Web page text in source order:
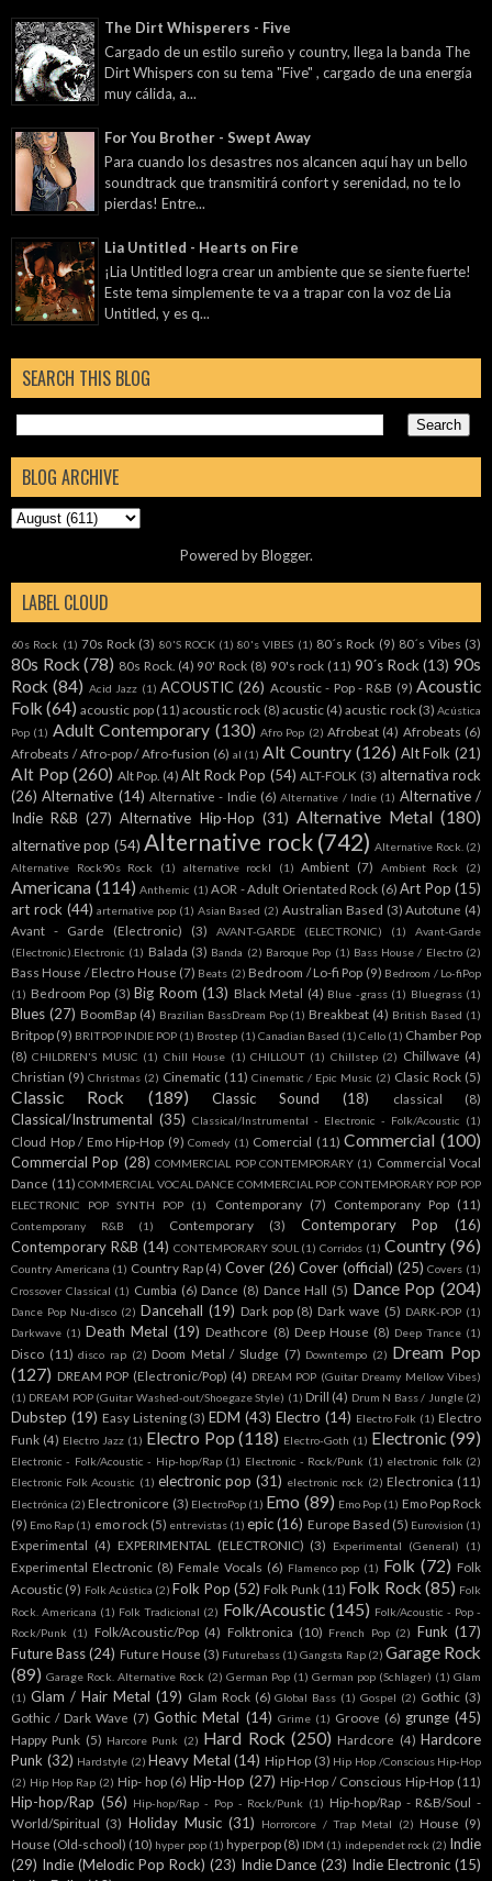
The Dirt Whisperers - Five
Cargado de un estilo sureño y country, llega la banda The
Dirt Whispers con su tema "Five" , cargado de una energía
muy cálida, a...
For You Brother - Swept Away
Para cuando los desastres nos alcancen aquí hay un bello
soundtrack que transmitirá confort y serenidad, no te lo
pierdas! Entre...
Lia Untitled - Hearts on Fire
¡Lia Untitled logra crear un ambiente que se siente fuerte!
Este tema simplemente te va a trapar con la voz de Lia
Untitled, y es q...
SEARCH THIS BLOG
BLOG ARCHIVE
Powered byBlogger.
LABEL CLOUD
60s Rock (1) 70s Rock (3) 80'S ROCK (1) 80's VIBES (1) 80´s Rock (9) 80´s Vibes (3)
80s Rock (78) 80s Rock. (4) 90' Rock (8) 90's rock (11) 90´s Rock (13) 90s
Rock (84) Acid Jazz (1) ACOUSTIC (26) Acoustic - Pop - R&B (9) Acoustic
Folk (64) acoustic pop (11) acoustic rock (8) acustic (4) acustic rock (3) Acústica
Pop (1) Adult Contemporary (130) Afro Pop (2) Afrobeat (4) Afrobeats (6)
Afrobeats / Afro-pop / Afro-fusion (6) al (1) Alt Country (126) Alt Folk (21)
Alt Pop (260) Alt Pop. (4) Alt Rock Pop (54) ALT-FOLK (3) alternativa rock
(26) Alternative (14) Alternative - Indie (6) Alternative / Indie (1) Alternative /
Indie R&B (27) Alternative Hip-Hop (31) Alternative Metal (180)
alternative pop (54) Alternative rock (742) Alternative Rock. (2)
Alternative Rock90s Rock
(1) alternative rockl (1) Ambient (7) Ambient Rock (2)
Americana (114) Anthemic (1) AOR - Adult Orientated Rock (6) Art Pop (15)
art rock (44) arternative pop (1) Asian Based (2) Australian Based (3) Autotune (4)
Avant - Garde (Electronic)
(3) AVANT-GARDE (ELECTRONIC) (1)
Avant-Garde
(Electronic).Electronic (1) Balada (3) Banda (2) Baroque Pop (1) Bass House / Electro (2)
Bass House / Electro House (7) Beats (2) Bedroom / Lo-fi Pop (9) Bedroom / Lo-fiPop
(1) Bedroom Pop (3) Big Room (13) Black Metal (4) Blue -grass (1) Bluegrass (1)
Blues (27) BoomBap (4) Brazilian BassDream Pop (1) Breakbeat (4) British Based (1)
Britpop (9) BRITPOP INDIE POP (1) Brostep (1) Canadian Based (1) Cello (1) Chamber Pop
(8) CHILDREN'S MUSIC (1) Chill House (1) CHILLOUT (1) Chillstep (2) Chillwave (4)
Christian (9) Christmas (2) Cinematic (11) Cinematic / Epic Music (2) Clasic Rock (5)
Classic Rock (189) Classic Sound (18) classical (8)
Classical/Instrumental (35) Classical/Instrumental - Electronic - Folk/Acoustic (1)
Cloud Hop / Emo Hip-Hop (9) Comedy (1) Comercial (11) Commercial (100)
Commercial Pop (28) COMMERCIAL POP CONTEMPORARY (1) Commercial Vocal
Dance (11) COMMERCIAL VOCAL DANCE COMMERCIAL POP CONTEMPORARY POP POP
ELECTRONIC POP SYNTH POP
(1) Contemporany (7) Contemporany Pop (11)
Contemporany R&B (1) Contemporary (3) Contemporary Pop
(16)
Contemporary R&B (14) CONTEMPORARY SOUL (1) Corridos (1) Country (96)
Country Americana (1) Country Rap (4) Cover (26) Cover (official) (25) Covers (1)
Crossover Classical (1) Cumbia (6) Dance (8) Dance Hall (5) Dance Pop (204)
Dance Pop Nu-disco (2) Dancehall (19) Dark pop (8) Dark wave (5) DARK-POP (1)
Darkwave (1) Death Metal (19) Deathcore (8) Deep House (8) Deep Trance (1)
Disco (11) disco rap (2) Doom Metal / Sludge (7) Downtempo (2) Dream Pop
(127) DREAM POP (Electronic/Pop) (4) DREAM POP (Guitar Dreamy Mellow Vibes)
(1) DREAM POP (Guitar Washed-out/Shoegaze Style) (1) Drill (4) Drum N Bass / Jungle (2)
Dubstep (19) Easy Listening (3) EDM (43) Electro (14) Electro Folk (1) Electro
Funk (4) Electro Jazz (1) Electro Pop (118) Electro-Goth (1) Electronic (99)
Electronic - Folk/Acoustic - Hip-hop/Rap (1) Electronic - Rock/Punk (1) electronic folk (2)
Electronic Folk Acoustic (1) electronic pop (31) electronic rock (2) Electronica (11)
Electrónica (2) Electronicore (3) ElectroPop (1) Emo (89) Emo Pop (1) Emo Pop Rock
(9) Emo Rap (1) emo rock (5) entrevistas (1) epic (16) Europe Based (5) Eurovision (1)
Experimental (4) EXPERIMENTAL (ELECTRONIC) (3) Experimental (General) (1)
Experimental Electronic (8) Female Vocals (6) Flamenco pop (1) Folk (72) Folk
Acoustic (9) Folk Acústica (2) Folk Pop (52) Folk Punk (11) Folk Rock (85) Folk
Rock. Americana (1) Folk Tradicional (2) Folk/Acoustic (145) Folk/Acoustic - Pop -
Rock/Punk (1) Folk/Acoustic/Pop (4) Folktronica (10) French Pop (2) Funk (17)
Future Bass (24) Future House (3) Futurebass (1) Gangsta Rap (2) Garage Rock
(89) Garage Rock. Alternative Rock (2) German Pop (1) German pop (Schlager) (1) Glam
(1) Glam / Hair Metal (19) Glam Rock (6) Global Bass (1) Gospel (2) Gothic (3)
Gothic / Dark Wave (7) Gothic Metal (14) Grime (1) Groove (6) grunge (45)
Happy Punk (5) Harcore Punk (2) Hard Rock (250) Hardcore (4) Hardcore
Punk (32) Hardstyle (2) Heavy Metal (14) Hip Hop (3) Hip Hop /Conscious Hip-Hop
(2) Hip Hop Rap (2) Hip- hop (6) Hip-Hop (27) Hip-Hop / Conscious Hip-Hop (11)
Hip-hop/Rap (56) Hip-hop/Rap - Pop - Rock/Punk (1) Hip-hop/Rap - R&B/Soul -
World/Spiritual (3) Holiday Music (31) Horrorcore / Trap Metal (2) House (9)
House (Old-school) (10) hyper pop (1) hyperpop (8) IDM (1) independet rock (2) Indie
(29) Indie (Melodic Pop Rock) (23) Indie Dance (23) Indie Electronic (15)